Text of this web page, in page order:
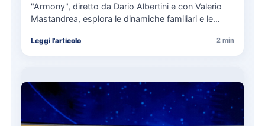
"Armony", diretto da Dario Albertini e con Valerio
Mastandrea, esplora le dinamiche familiari e le
Leggi l'articolo 2 min